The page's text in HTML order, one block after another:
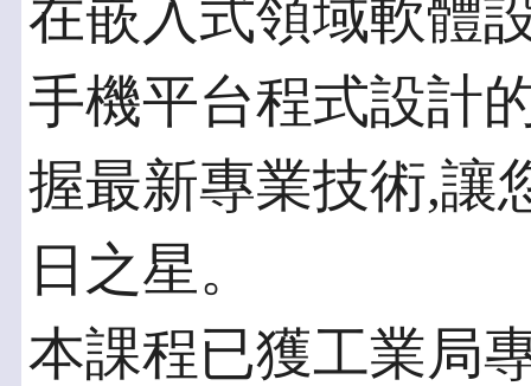
在嵌入式領域軟體
手機平台程式設計
握最新專業技術,讓
日之星。
本課程已獲工業局